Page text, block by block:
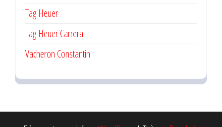
Tag Heuer
Tag Heuer Carrera
Vacheron Constantin